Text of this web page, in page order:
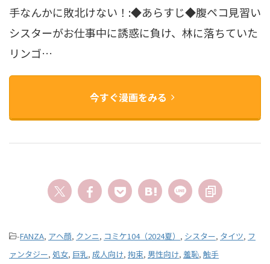
手なんかに敗北けない！:◆あらすじ◆腹ペコ見習い
シスターがお仕事中に誘惑に負け、林に落ちていた
リンゴ…
今すぐ漫画をみる
-FANZA, アヘ顔, クンニ, コミケ104（2024夏） , シスター, タイツ, フ
ァンタジー, 処女, 巨乳, 成人向け, 拘束, 男性向け, 羞恥, 触手